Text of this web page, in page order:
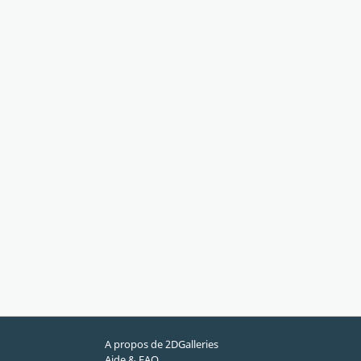
A propos de 2DGalleries